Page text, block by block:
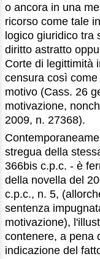
o ancora in una
ricorso come tale
logico giuridico tra
diritto astratto
Corte di legittimità
censura così
motivo (Cass. 26
motivazione,
2009, n. 27368).
stregua della
366bis c.p.c. - è
della novella del
c.p.c., n. 5,
sentenza
motivazione),
contenere, a pena
indicazione del